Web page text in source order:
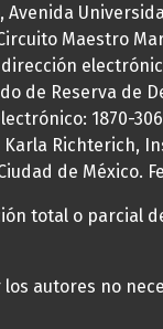
Maestro
dirección
de Reserva de
1870-
Richterich,
de
total o parcial
autores no